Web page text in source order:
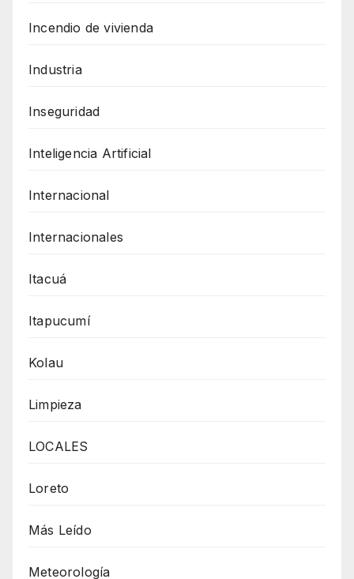
Incendio de vivienda
Industria
Inseguridad
Inteligencia Artificial
Internacional
Internacionales
Itacuá
Itapucumí
Kolau
Limpieza
LOCALES
Loreto
Más Leído
Meteorología